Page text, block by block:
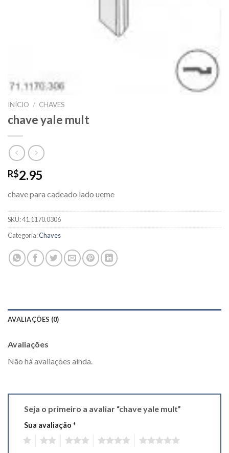
INÍCIO / CHAVES
chave yale mult
R$2.95
chave para cadeado lado ueme
SKU:41.1170.0306
Categoria:Chaves
AVALIAÇÕES (0)
Avaliações
Não há avaliações ainda.
Seja o primeiro a avaliar “chave yale mult”
Sua avaliação *